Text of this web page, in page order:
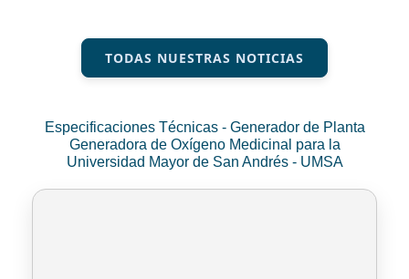
TODAS NUESTRAS NOTICIAS
Especificaciones Técnicas - Generador de Planta
Generadora de Oxígeno Medicinal para la
Universidad Mayor de San Andrés - UMSA